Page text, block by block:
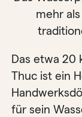
mehr
Das etwa 20
Thuc ist ein
für sein